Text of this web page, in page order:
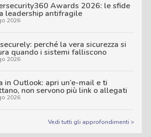
Awards 2026: le sfide
leadership antifragile
2026
perché la vera sicurezza si
quando i sistemi falliscono
2026
in Outlook: apri un’e-mail e ti
non servono più link o allegati
2026
Vedi tutti gli approfondimenti >